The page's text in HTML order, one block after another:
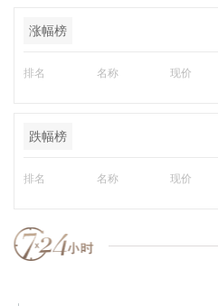
涨幅榜
排名 名称 现价
跌幅榜
排名 名称 现价